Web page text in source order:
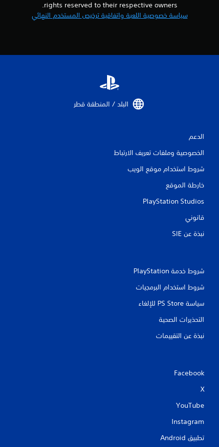
rights reserved to their respective owners.
سياسة خصوصية اللعبة واتفاقية ترخيص المستخدم النهائي
البلد / المنطقة قطر‏
الدعم
الخصوصية وملفات تعريف الارتباط
شروط استخدام موقع الويب
خارطة الموقع
PlayStation Studios
قانوني
نبذة عن SIE‏
شروط خدمة PlayStation‏
شروط استخدام البرمجيات
سياسة PS Store للإلغاء
التحذيرات الصحية
نبذة عن التقييمات
Facebook
X
YouTube
Instagram
تطبيق Android‏